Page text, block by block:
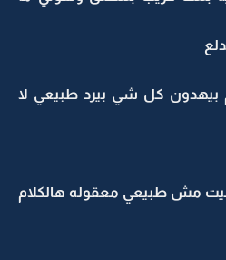
بيهدون كل شي بيرد طبيعي لا
مش طبيعي معقوله هالكلام